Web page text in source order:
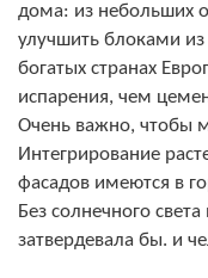
дома: из небольших
улучшить блоками
богатых странах
испарения, чем
Очень важно, чтобы
Интегрирование
фасадов имеются в
Без солнечного
затвердевала бы. и